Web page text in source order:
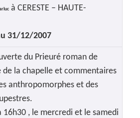
à CERESTE – HAUTE-
31/12/2007
du Prieuré roman de
de la chapelle et commentaires
anthropomorphes et des
16h30 , le mercredi et le samedi